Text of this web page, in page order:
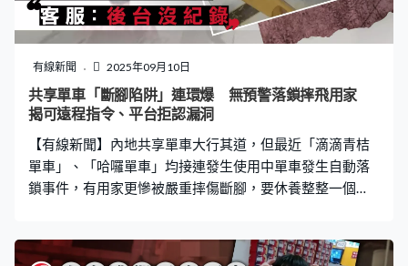
有線新聞 2025年09月10日
共享單車「斷腳陷阱」連環爆 無預警落鎖摔飛用家
揭可遠程指令、平台拒認漏洞
【有線新聞】內地共享單車大行其道，但最近「滴滴青桔
單車」、「哈囉單車」均接連發生使用中單車發生自動落
鎖事件，有用家更慘被嚴重摔傷斷腳，要休養整整一個
好隨時送命。 車輪突然被鎖急煞 慣性作用摔飛用家 內地